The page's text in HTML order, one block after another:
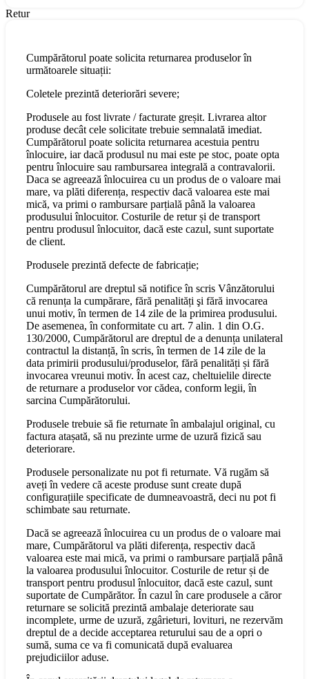
Retur
Cumpărătorul poate solicita returnarea produselor în
următoarele situații:
Coletele prezintă deteriorări severe;
Produsele au fost livrate / facturate greșit. Livrarea altor
produse decât cele solicitate trebuie semnalată imediat.
Cumpărătorul poate solicita returnarea acestuia pentru
înlocuire, iar dacă produsul nu mai este pe stoc, poate opta
pentru înlocuire sau rambursarea integrală a contravalorii.
Daca se agreează înlocuirea cu un produs de o valoare mai
mare, va plăti diferența, respectiv dacă valoarea este mai
mică, va primi o rambursare parțială până la valoarea
produsului înlocuitor. Costurile de retur și de transport
pentru produsul înlocuitor, dacă este cazul, sunt suportate
de client.
Produsele prezintă defecte de fabricație;
Cumpărătorul are dreptul să notifice în scris Vânzătorului
că renunța la cumpărare, fără penalități şi fără invocarea
unui motiv, în termen de 14 zile de la primirea produsului.
De asemenea, în conformitate cu art. 7 alin. 1 din O.G.
130/2000, Cumpărătorul are dreptul de a denunța unilateral
contractul la distanță, în scris, în termen de 14 zile de la
data primirii produsului/produselor, fără penalități și fără
invocarea vreunui motiv. În acest caz, cheltuielile directe
de returnare a produselor vor cădea, conform legii, în
sarcina Cumpărătorului.
Produsele trebuie să fie returnate în ambalajul original, cu
factura atașată, să nu prezinte urme de uzură fizică sau
deteriorare.
Produsele personalizate nu pot fi returnate. Vă rugăm să
aveți în vedere că aceste produse sunt create după
configurațiile specificate de dumneavoastră, deci nu pot fi
schimbate sau returnate.
Dacă se agreează înlocuirea cu un produs de o valoare mai
mare, Cumpărătorul va plăti diferența, respectiv dacă
valoarea este mai mică, va primi o rambursare parțială până
la valoarea produsului înlocuitor. Costurile de retur și de
transport pentru produsul înlocuitor, dacă este cazul, sunt
suportate de Cumpărător. În cazul în care produsele a căror
returnare se solicită prezintă ambalaje deteriorate sau
incomplete, urme de uzură, zgârieturi, lovituri, ne rezervăm
dreptul de a decide acceptarea returului sau de a opri o
sumă, suma ce va fi comunicată după evaluarea
prejudiciilor aduse.